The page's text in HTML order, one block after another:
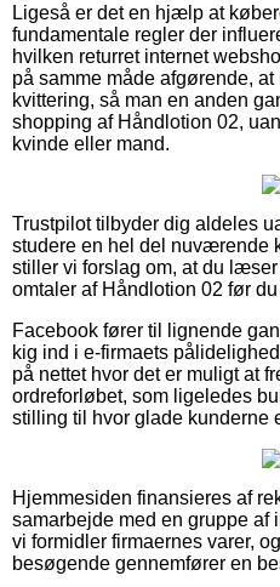
Ligeså er det en hjælp at
fundamentale regler der
hvilken returret internet
på samme måde afgørende,
kvittering, så man en anden
shopping af Håndlotion 02,
kvinde eller mand.
Trustpilot tilbyder dig aldeles
studere en hel del nuværende
stiller vi forslag om, at du
omtaler af Håndlotion 02 før
Facebook fører til lignende
kig ind i e-firmaets
på nettet hvor det er muligt at
ordreforløbet, som ligeledes
stilling til hvor glade kunderne
Hjemmesiden finansieres af
samarbejde med en gruppe af
vi formidler firmaernes varer,
besøgende gennemfører en